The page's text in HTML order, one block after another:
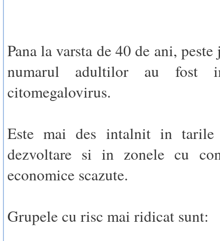
Pana la varsta de 40 de ani,
numarul adultilor au fost
citomegalovirus.
Este mai des intalnit in
dezvoltare si in zonele cu
economice scazute.
Grupele cu risc mai ridicat sunt: